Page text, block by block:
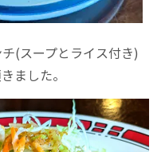
(スープとライス付き)
ました。